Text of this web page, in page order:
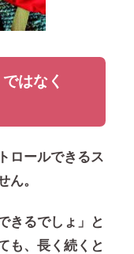
はなく
ロールできるス
ん。
きるでしょ」
と
も、長く続くと